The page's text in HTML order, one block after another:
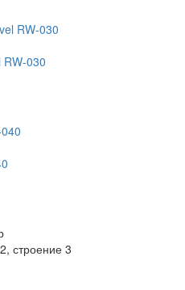
RW-030
строение 3